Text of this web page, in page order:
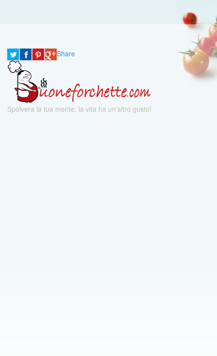
Share
Spolvera la tua mente, la vita ha un'altro gusto!